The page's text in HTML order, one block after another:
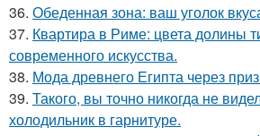
36. Обеденная зона: ваш уголок
37. Квартира в Риме: цвета долины
современного искусства.
38. Мода древнего Египта через
39. Такого, вы точно никогда не
холодильник в гарнитуре.